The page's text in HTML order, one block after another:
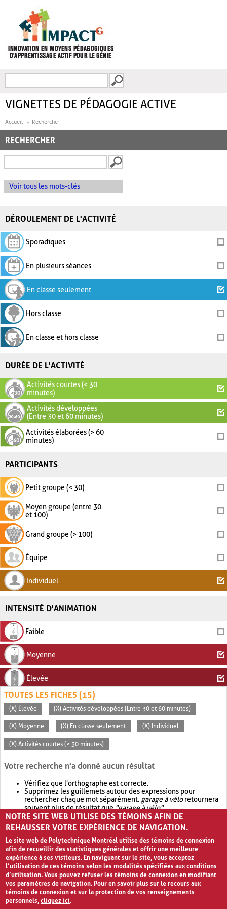
FORMULAIRE DE
VIGNETTES DE PÉDAGOGIE ACTIVE
Accueil Recherche
RECHERCHER
Voir tous les mots-clés
DÉROULEMENT DE L'ACTIVITÉ
Sporadiques
En plusieurs séances
En classe seulement
Hors classe
En classe et hors classe
DURÉE DE L'ACTIVITÉ
Activités courtes (< 30
minutes)
Activités développées
(Entre 30 et 60 minutes)
Activités élaborées (> 60
minutes)
PARTICIPANTS
Petit groupe (< 30)
Moyen groupe (entre 30
et 100)
Grand groupe (> 100)
Équipe
Individuel
INTENSITÉ D'ANIMATION
Faible
Moyenne
Élevée
TOUTES LES FICHES (15)
(X) Élevée (X) Activités développées (Entre 30 et 60 minutes)
(X) Moyenne (X) En classe seulement (X) Individuel
(X) Activités courtes (< 30 minutes)
Votre recherche n'a donné aucun résultat
Vérifiez que l'orthographe est correcte.
Supprimez les guillemets autour des expressions pour
rechercher chaque mot séparément. garage à véloretournera
souvent plus de résultat que"garage à vélo".
Envisagez d'élargir votre recherche avec OR.garage OR vélo
retournera souvent plus de résultat quegarage à vélo
NOTRE SITE WEB UTILISE DES TÉMOINS AFIN DE
REHAUSSER VOTRE EXPÉRIENCE DE NAVIGATION.
Le site web de Polytechnique Montréal utilise des témoins de connexion
afin de recueillir des statistiques générales et offrir une meilleure
expérience à ses visiteurs. En naviguant sur le site, vous acceptez
l’utilisation de ces témoins selon les modalités spécifiées aux conditions
d’utilisation. Vous pouvez refuser les témoins de connexion en modifiant
vos paramètres de navigation. Pour en savoir plus sur le recours aux
témoins de connexion et sur la protection de vos renseignements
personnels,cliquez ici.